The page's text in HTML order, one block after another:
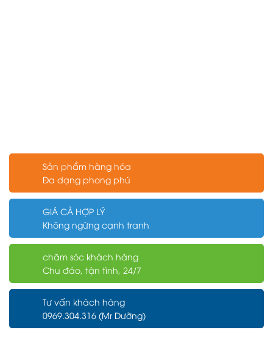
Sản phẩm hàng hóa
Đa dạng phong phú
GIÁ CẢ HỢP LÝ
Không ngừng cạnh tranh
chăm sóc khách hàng
Chu đáo, tận tình, 24/7
Tư vấn khách hàng
0969.304.316 (Mr Dưỡng)